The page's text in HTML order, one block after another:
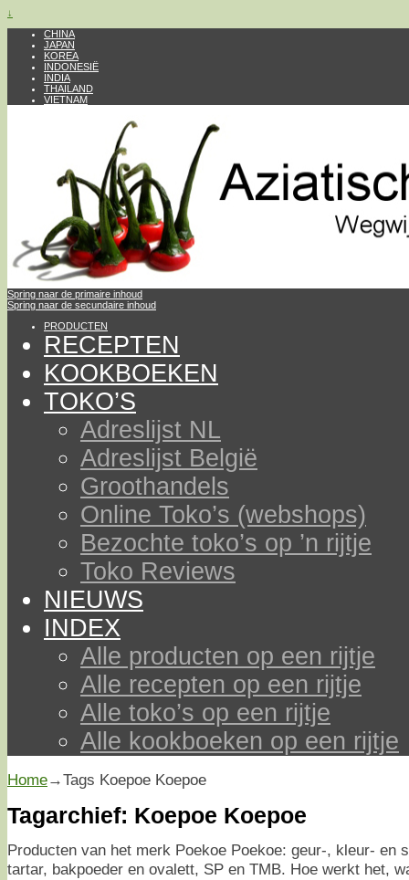
↓
CHINA
JAPAN
KOREA
INDONESIË
INDIA
THAILAND
VIETNAM
Spring naar de primaire inhoud
Spring naar de secundaire inhoud
PRODUCTEN
RECEPTEN
KOOKBOEKEN
TOKO’S
Adreslijst NL
Adreslijst België
Groothandels
Online Toko’s (webshops)
Bezochte toko’s op ’n rijtje
Toko Reviews
NIEUWS
INDEX
Alle producten op een rijtje
Alle recepten op een rijtje
Alle toko’s op een rijtje
Alle kookboeken op een rijtje
Home→Tags Koepoe Koepoe
Tagarchief: Koepoe Koepoe
Producten van het merk Poekoe Poekoe: geur-, kleur- en
tartar, bakpoeder en ovalett, SP en TMB. Hoe werkt het,